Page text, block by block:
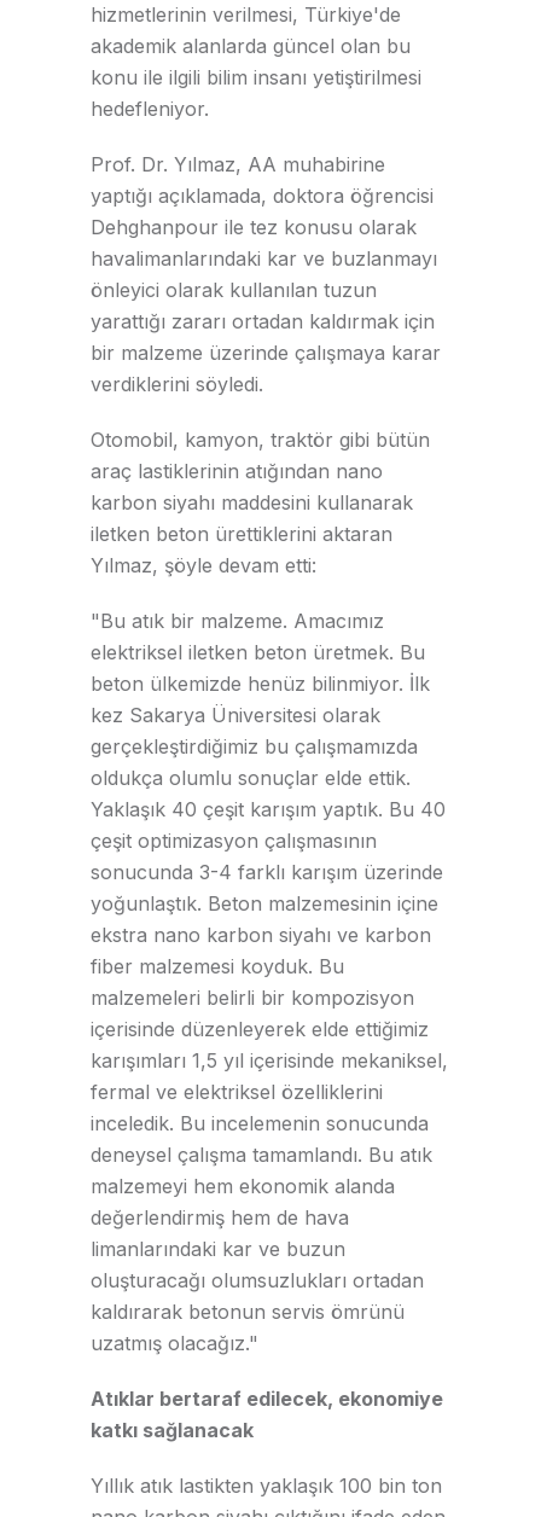
hizmetlerinin verilmesi, Türkiye'de
akademik alanlarda güncel olan bu
konu ile ilgili bilim insanı yetiştirilmesi
hedefleniyor.
Prof. Dr. Yılmaz, AA muhabirine
yaptığı açıklamada, doktora öğrencisi
Dehghanpour ile tez konusu olarak
havalimanlarındaki kar ve buzlanmayı
önleyici olarak kullanılan tuzun
yarattığı zararı ortadan kaldırmak için
bir malzeme üzerinde çalışmaya karar
verdiklerini söyledi.
Otomobil, kamyon, traktör gibi bütün
araç lastiklerinin atığından nano
karbon siyahı maddesini kullanarak
iletken beton ürettiklerini aktaran
Yılmaz, şöyle devam etti:
"Bu atık bir malzeme. Amacımız
elektriksel iletken beton üretmek. Bu
beton ülkemizde henüz bilinmiyor. İlk
kez Sakarya Üniversitesi olarak
gerçekleştirdiğimiz bu çalışmamızda
oldukça olumlu sonuçlar elde ettik.
Yaklaşık 40 çeşit karışım yaptık. Bu 40
çeşit optimizasyon çalışmasının
sonucunda 3-4 farklı karışım üzerinde
yoğunlaştık. Beton malzemesinin içine
ekstra nano karbon siyahı ve karbon
fiber malzemesi koyduk. Bu
malzemeleri belirli bir kompozisyon
içerisinde düzenleyerek elde ettiğimiz
karışımları 1,5 yıl içerisinde mekaniksel,
fermal ve elektriksel özelliklerini
inceledik. Bu incelemenin sonucunda
deneysel çalışma tamamlandı. Bu atık
malzemeyi hem ekonomik alanda
değerlendirmiş hem de hava
limanlarındaki kar ve buzun
oluşturacağı olumsuzlukları ortadan
kaldırarak betonun servis ömrünü
uzatmış olacağız."
Atıklar bertaraf edilecek, ekonomiye
katkı sağlanacak
Yıllık atık lastikten yaklaşık 100 bin ton